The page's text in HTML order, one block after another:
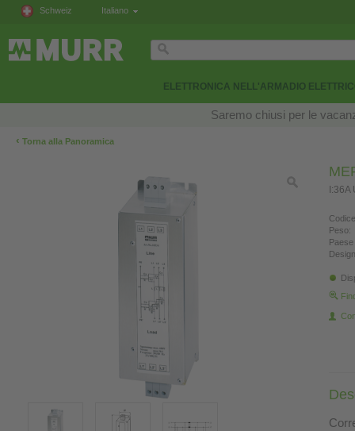
Schweiz Italiano
ELETTRONICA NELL'ARMADIO
Saremo chiusi per le
‹ Torna alla Panoramica
Peso: